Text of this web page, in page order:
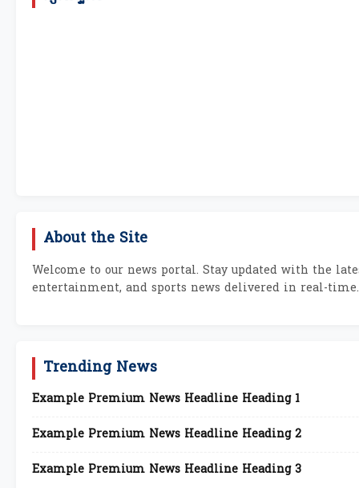
About the Site
Welcome to our news portal. Stay updated with the
entertainment, and sports news delivered in real-time.
Trending News
Example Premium News Headline Heading 1
Example Premium News Headline Heading 2
Example Premium News Headline Heading 3